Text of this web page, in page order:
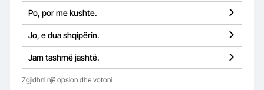
Po, por me kushte.
Jo, e dua shqipërin.
Jam tashmë jashtë.
Zgjidhni një opsion dhe votoni.